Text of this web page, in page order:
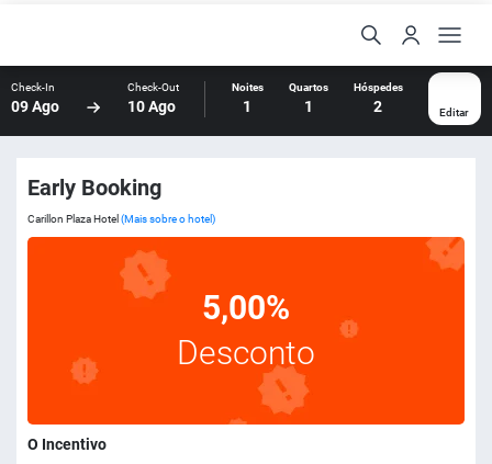
Check-In
09 Ago
Check-Out
10 Ago
Noites
1
Quartos
1
Hóspedes
2 Editar
Early Booking
Carillon Plaza Hotel (Mais sobre o hotel)
5,00%
Desconto
O Incentivo